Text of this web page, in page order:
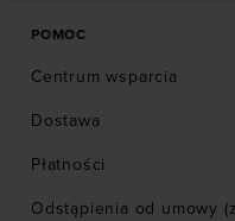
POMOC
Centrum wsparcia
Dostawa
Płatności
Odstąpienia od umowy